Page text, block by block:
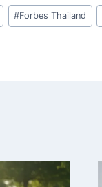
#Forbes Thailand